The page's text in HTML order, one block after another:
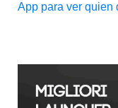
App para ver quien